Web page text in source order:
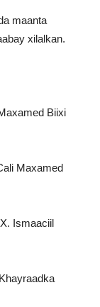
maanta
xilalkan.
Biixi
Maxamed
Ismaaciil